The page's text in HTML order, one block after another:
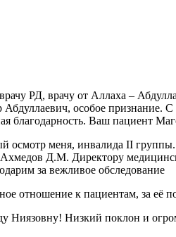
РД, врачу от Аллаха –
особое
благодарность. Ваш пациент
меня, инвалида II
Д.М. Директору
за вежливое обследование
отношение к пациентам, за
Ниязовну! Низкий поклон и